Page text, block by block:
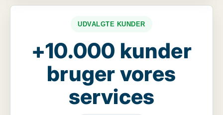
UDVALGTE KUNDER
+10.000 kunder
bruger vores
services